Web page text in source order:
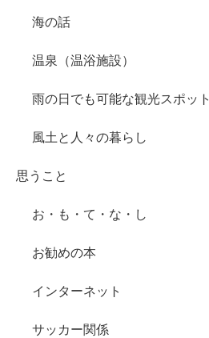
海の話
温泉（温浴施設）
雨の日でも可能な観光スポット
風土と人々の暮らし
思うこと
お・も・て・な・し
お勧めの本
インターネット
サッカー関係